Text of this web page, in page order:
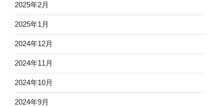
2025年2月
2025年1月
2024年12月
2024年11月
2024年10月
2024年9月